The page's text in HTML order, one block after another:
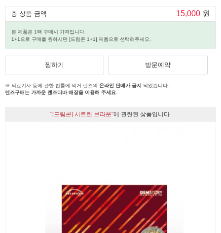
총 상품 금액 15,000원
본 제품은 1팩 구매시 가격입니다.
1+1으로 구매를 원하시면 [드림콘 1+1] 제품으로 선택해주세요.
찜하기 방문예약
※ 의료기사 등에 관한 법률에 의거 렌즈의 온라인 판매가 금지
되었습니다.
렌즈구매는 가까운 렌즈디바 매장을 이용해 주세요.
"[드림콘] 시트린 브라운"에 관련된 상품입니다.